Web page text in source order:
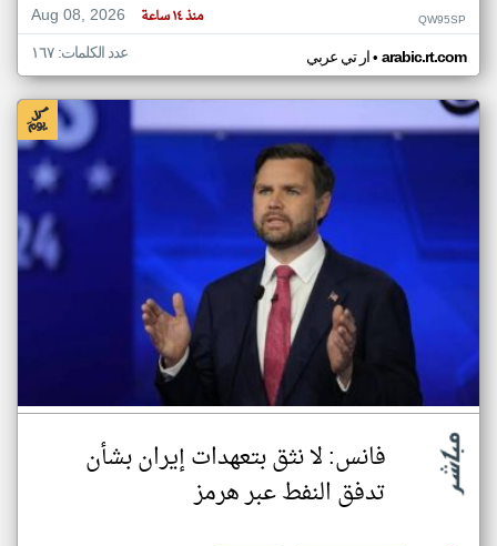
Aug 08, 2026
منذ ١٤ ساعة QW95SP
ار تي عربي• arabic.rt.com عدد الكلمات: ١٦٧
فانس: لا نثق بتعهدات إيران بشأن
تدفق النفط عبر هرمز